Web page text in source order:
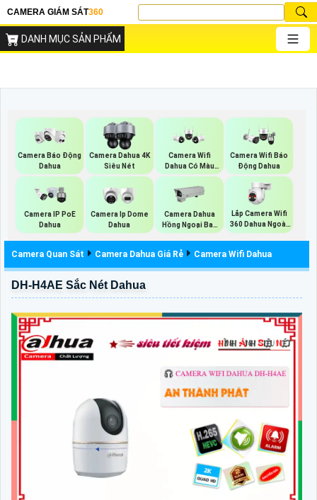
CAMERA GIÁM SÁT360
DANH MỤC SẢN PHẨM
Camera Báo Động
Dahua
Camera Dahua 4K
Siêu Nét
Camera Wifi
Dahua Có Màu
Ban Đêm
Camera Wifi Báo
Động Dahua
Camera IP PoE
Dahua
Camera Ip Dome
Dahua
Camera Dahua
Hồng Ngoại Ban
Đêm
Lắp Camera Wifi
360 Dahua Ngoài
Trời
Camera Quan Sát Camera Dahua Giá Rẻ Camera Wifi Dahua
DH-H4AE Sắc Nét Dahua